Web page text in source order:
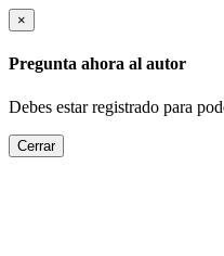
×
Pregunta ahora al autor
Debes estar registrado para
Cerrar